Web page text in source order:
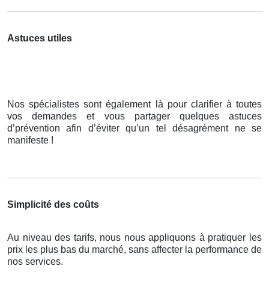
Astuces utiles
Nos spécialistes sont également là pour clarifier à toutes
vos demandes et vous partager quelques astuces
d’prévention afin d’éviter qu’un tel désagrément ne se
manifeste !
Simplicité des coûts
Au niveau des tarifs, nous nous appliquons à pratiquer les
prix les plus bas du marché, sans affecter la performance de
nos services.